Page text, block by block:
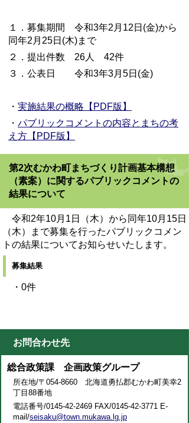
１．募集期間 令和3年2月12日(金)から
同年2月25日(木)まで
２．提出件数 26人 42件
３．公表日 令和3年3月5日(金)
・ 実施結果の概略【PDF版】
・ パブリックコメントの内容とまちの考
え方【PDF版】
第2次むかわ町まちづくり計画基本構想
（素案）に関するパブリックコメントの
結果について
令和2年10月1日（木）から同年10月15日
（木）まで募集を行ったパブリックコメン
トの結果についてお知らせいたします。
募集結果
・0件
お問合わせ先
総合政策課 企画政策グループ
所在地/〒054-8660 北海道勇払郡むかわ町美幸2
丁目88番地
電話番号/0145-42-2469 FAX/0145-42-3771 E-
mail/seisaku@town.mukawa.lg.jp